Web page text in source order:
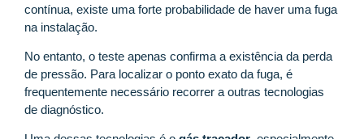
contínua, existe uma forte probabilidade de haver uma fuga
na instalação.
No entanto, o teste apenas confirma a existência da perda
de pressão. Para localizar o ponto exato da fuga, é
frequentemente necessário recorrer a outras tecnologias
de diagnóstico.